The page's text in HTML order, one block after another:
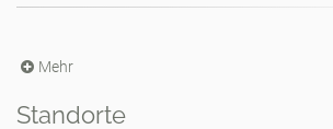
Mehr
Standorte